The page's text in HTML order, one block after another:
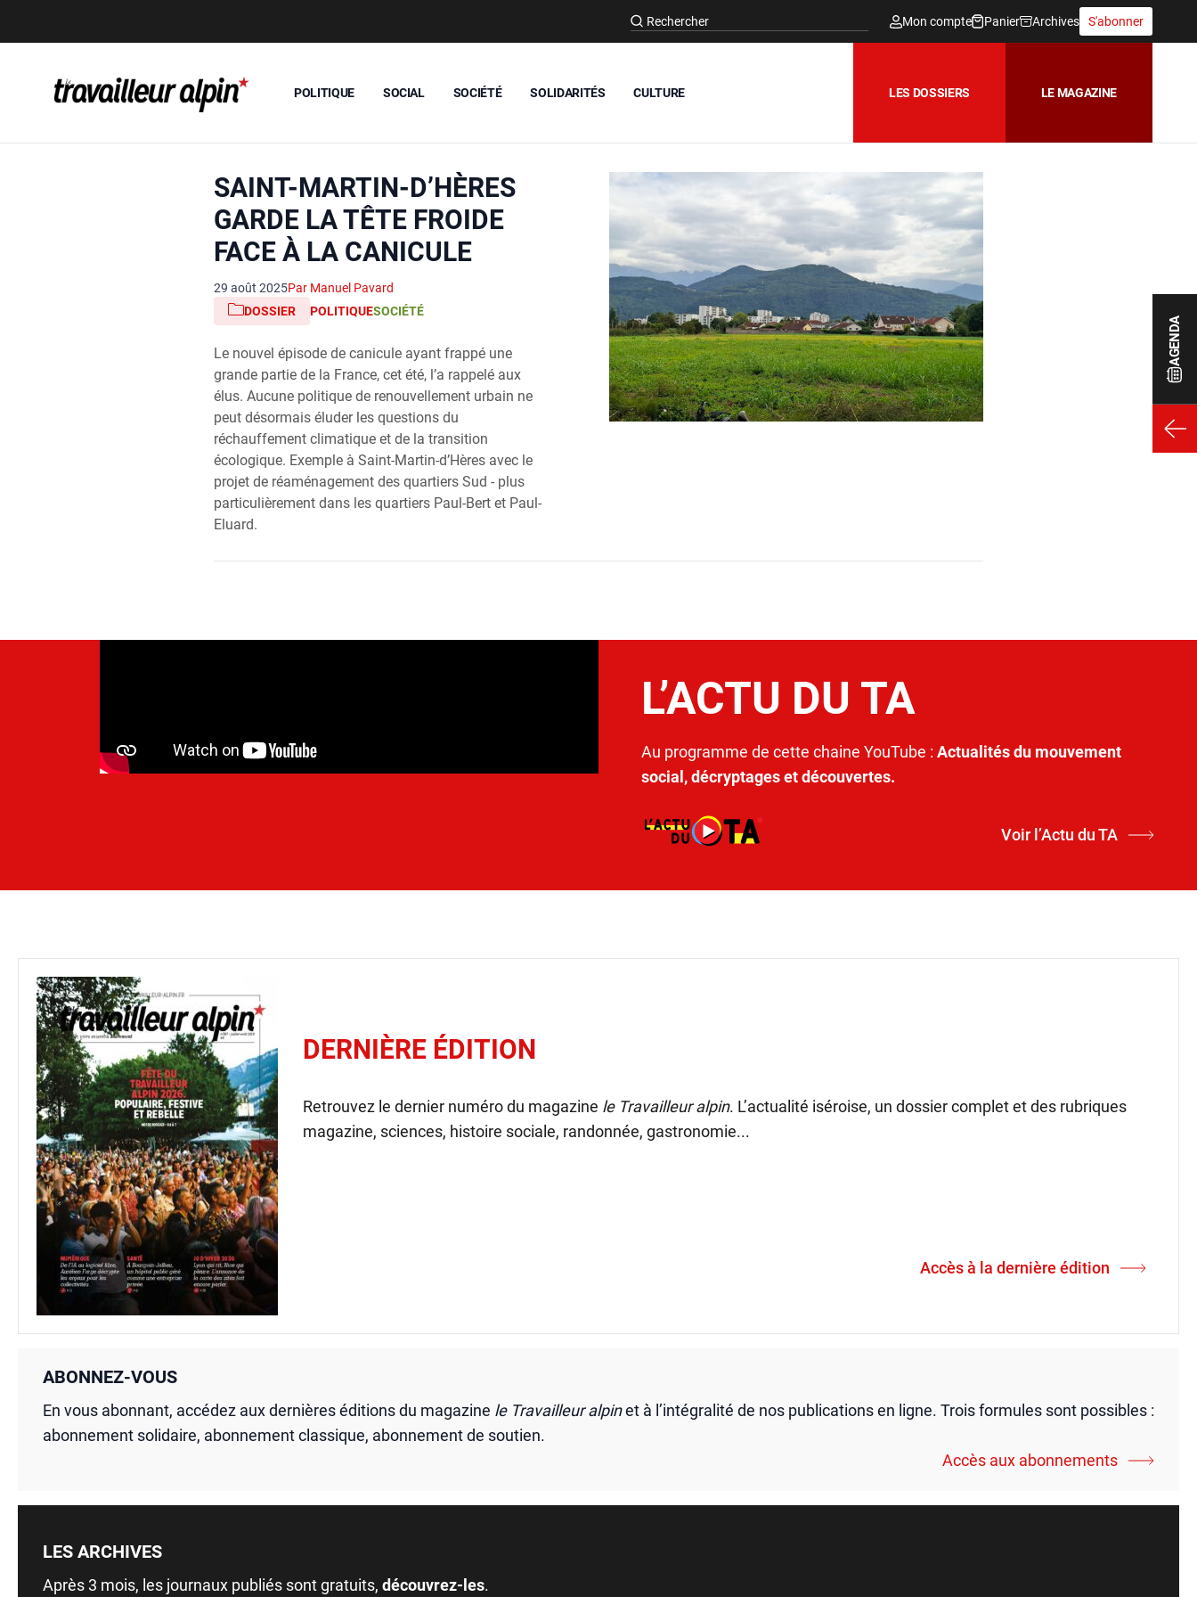
AGENDA
Mon compte Panier Archives S'abonner
POLITIQUE SOCIAL SOCIÉTÉ SOLIDARITÉS CULTURE LES DOSSIERS LE MAGAZINE
SAINT-MARTIN‑D’HÈRES
GARDE LA TÊTE FROIDE
FACE À LA CANICULE
29 août 2025Par Manuel Pavard
DOSSIER
POLITIQUESOCIÉTÉ
Le nouvel épisode de canicule ayant frappé une
grande partie de la France, cet été, l’a rappelé aux
élus. Aucune politique de renouvellement urbain ne
peut désormais éluder les questions du
réchauffement climatique et de la transition
écologique. Exemple à Saint-Martin-d’Hères avec le
projet de réaménagement des quartiers Sud - plus
particulièrement dans les quartiers Paul-Bert et Paul-
Eluard.
L’ACTU DU TA
Au programme de cette chaine YouTube : Actualités du mouvement
social, décryptages et découvertes.
Voir l’Actu du TA
DERNIÈRE ÉDITION
Retrouvez le dernier numéro du magazine le Travailleur alpin. L’actualité iséroise, un dossier complet et des rubriques
magazine, sciences, histoire sociale, randonnée, gastronomie...
Accès à la dernière édition
ABONNEZ-VOUS
En vous abonnant, accédez aux dernières éditions du magazine le Travailleur alpinet à l’intégralité de nos publications en ligne. Trois formules sont possibles :
abonnement solidaire, abonnement classique, abonnement de soutien.
Accès aux abonnements
LES ARCHIVES
Après 3 mois, les journaux publiés sont gratuits, découvrez-les.